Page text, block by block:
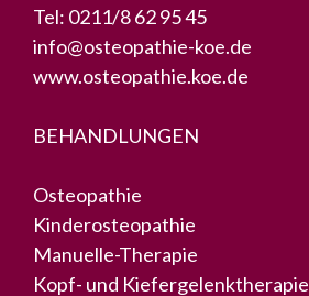
Tel: 0211/8 62 95 45
info@osteopathie-koe.de
www.osteopathie.koe.de
BEHANDLUNGEN
Osteopathie
Kinderosteopathie
Manuelle-Therapie
Kopf- und Kiefergelenktherapie